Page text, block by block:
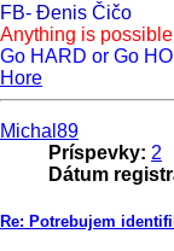
FB- Đenis Čičo
Anything is
Go HARD or Go
Hore
Michal89
Príspevky: 2
Dátum
Re: Potrebujem